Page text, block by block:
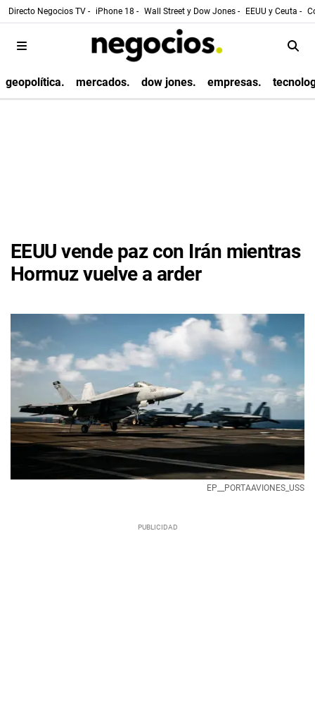
Directo Negocios TV - iPhone 18 - Wall Street y Dow Jones - EEUU y Ceuta -
geopolítica. mercados. dow jones. empresas.
EEUU vende paz con Irán mientras
Hormuz vuelve a arder
EP__PORTAAVIONES_USS